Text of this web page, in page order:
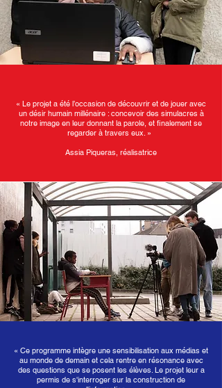
« Le projet a été l’occasion de découvrir et de jouer avec
un désir humain millénaire : concevoir des simulacres à
notre image en leur donnant la parole, et finalement se
regarder à travers eux. »
Assia Piqueras, réalisatrice
« Ce programme intègre une sensibilisation aux médias et
au monde de demain et cela rentre en résonance avec
des questions que se posent les élèves. Le projet leur a
permis de s'interroger sur la construction de